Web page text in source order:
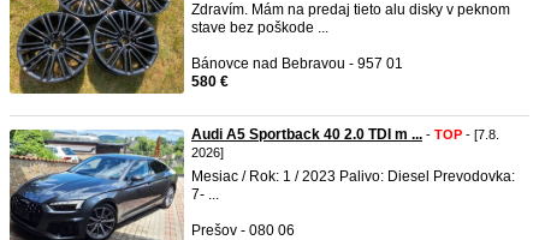
Zdravím. Mám na predaj tieto alu disky v peknom
stave bez poškode ...
Bánovce nad Bebravou - 957 01
580 €
Audi A5 Sportback 40 2.0 TDI m ... - TOP - [7.8.
2026]
Mesiac / Rok: 1 / 2023 Palivo: Diesel Prevodovka:
7- ...
Prešov - 080 06